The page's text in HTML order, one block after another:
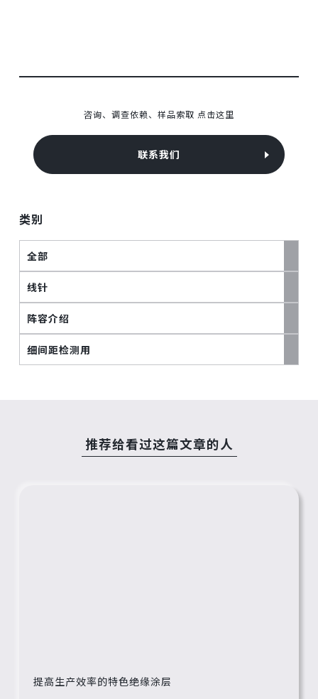
咨询、调查依赖、样品索取 点击这里
联系我们
类别
全部
线针
阵容介绍
细间距检测用
推荐给看过这篇文章的人
提高生产效率的特色绝缘涂层